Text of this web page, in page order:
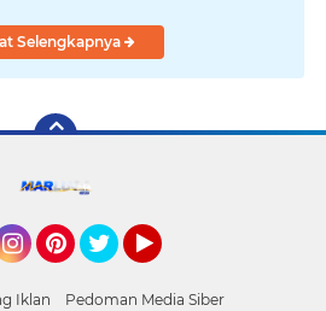
Selengkapnya
Iklan Pedoman Media Siber